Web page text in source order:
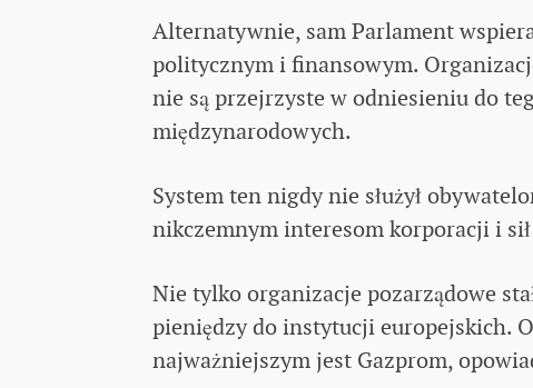
Alternatywnie, sam Parlament
politycznym i finansowym.
nie są przejrzyste w odniesieniu do
międzynarodowych.
System ten nigdy nie służył
nikczemnym interesom korporacji i
Nie tylko organizacje pozarządowe
pieniędzy do instytucji europejskich.
najważniejszym jest Gazprom,